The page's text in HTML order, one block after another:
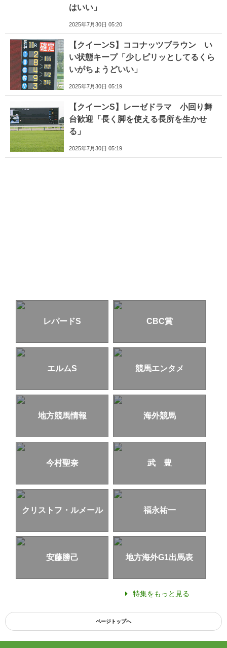
はいい」
2025年7月30日 05:20
【クイーンS】ココナッツブラウン い
い状態キープ「少しピリッとしてるくら
いがちょうどいい」
2025年7月30日 05:19
【クイーンS】レーゼドラマ 小回り舞
台歓迎「長く脚を使える長所を生かせ
る」
2025年7月30日 05:19
レパードS CBC賞
エルムS 競馬エンタメ
地方競馬情報 海外競馬
今村聖奈 武 豊
クリストフ・ルメール 福永祐一
安藤勝己 地方海外G1出馬表
特集をもっと見る
ページトップへ